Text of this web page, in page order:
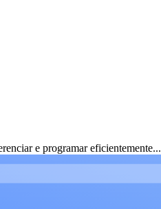
e programar eficientemente...